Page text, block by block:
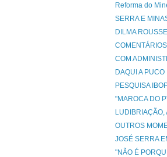
Reforma do
SERRA E
DILMA
COM
DAQUI A PUCO
PESQUISA
"MAROCA DO
LUDIBRIAÇÃO,
OUTROS
JOSÉ SERRA
"NÃO É